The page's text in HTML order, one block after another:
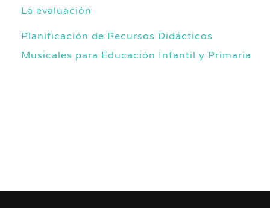
La evaluación
Planificación de Recursos Didácticos
Musicales para Educación Infantil y Primaria